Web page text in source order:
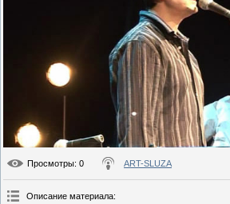
Просмотры: 0 ART-SLUZA
Описание материала: